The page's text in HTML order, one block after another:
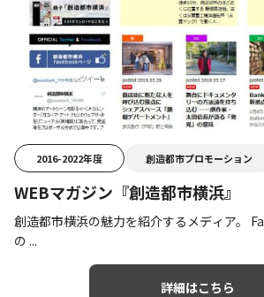
2016-2022年度 創造都市プロモーション
WEBマガジン『創造都市横浜』
創造都市横浜の魅力を紹介するメディア。
の ...
詳細はこちら